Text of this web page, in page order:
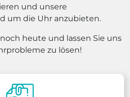
und unsere
um die Uhr anzubieten.
heute und lassen Sie uns
zu lösen!